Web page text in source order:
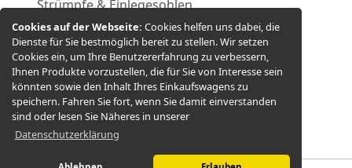
Cookies auf der Webseite:Cookies helfen uns dabei, die
Dienste für Sie bestmöglich bereit zu stellen. Wir setzen
Cookies ein, um Ihre Benutzererfahrung zu verbessern,
Ihnen Produkte vorzustellen, die für Sie von Interesse sein
könnten sowie den Inhalt Ihres Einkaufswagens zu
speichern. Fahren Sie fort, wenn Sie damit einverstanden
sind oder lesen Sie Näheres in unserer
Datenschutzerklärung
Strümpfe & Einlegesohlen
Reitbekleidung
Westernsporen
Sporenriemen
Geschenkartikel & Accessoires
WESTERNSÄTTEL
SATTELANPROBE
GUTSCHEINE